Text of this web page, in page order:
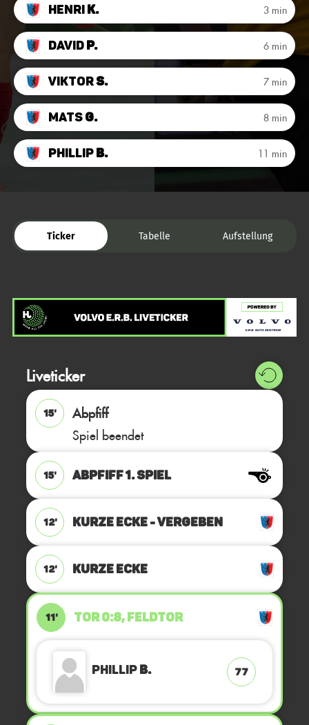
HenriK. 3 min
DavidP. 6 min
ViktorS. 7 min
MatsG. 8 min
PhillipB. 11 min
Ticker Tabelle Aufstellung
Liveticker
15'
Abpfiff
Spiel beendet
15' ABPFIFF 1. Spiel
12' KURZE ECKE - VERGEBEN
12' KURZE ECKE
11' TOR 0:8, FELDTOR
PhillipB. 77